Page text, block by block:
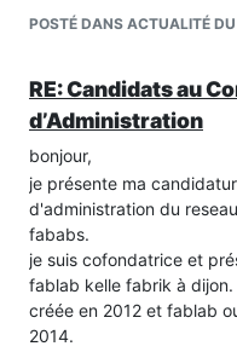
POSTÉ DANS ACTUALITÉ DU
RE: Candidats au
d’Administration
bonjour,
je présente ma
d'administration du
fababs.
je suis cofondatrice et
fablab kelle fabrik à dijon.
créée en 2012 et fablab
2014.